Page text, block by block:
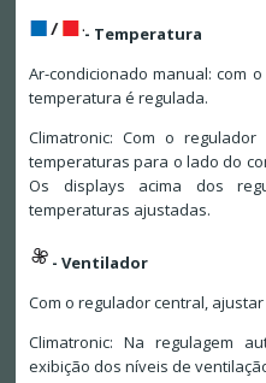
- Temperatura
Ar-condicionado manual: com
temperatura é regulada.
Climatronic: Com o
temperaturas para o lado do
Os displays acima dos
temperaturas ajustadas.
- Ventilador
Com o regulador central,
Climatronic: Na regulagem
exibição dos níveis de